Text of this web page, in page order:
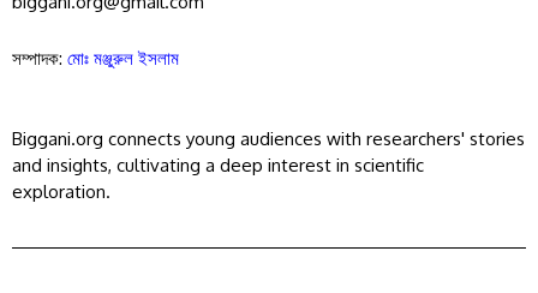
সম্পাদক: মোঃ মঞ্জুরুল ইসলাম
Biggani.org connects young audiences with researchers' stories
and insights, cultivating a deep interest in scientific
exploration.